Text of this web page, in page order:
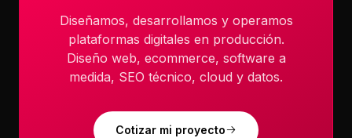
Diseñamos, desarrollamos y operamos
plataformas digitales en producción.
Diseño web, ecommerce, software a
medida, SEO técnico, cloud y datos.
Cotizar mi proyecto